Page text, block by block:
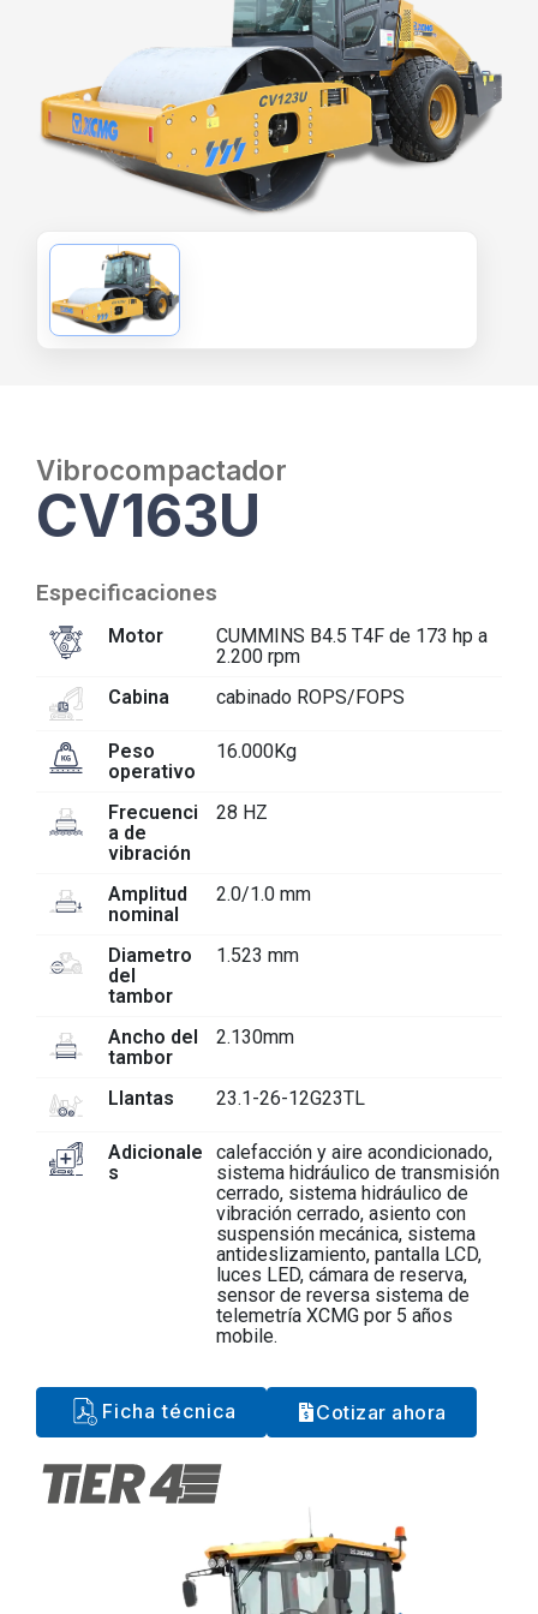
Vibrocompactador
CV163U
Especificaciones
Motor
CUMMINS B4.5 T4F de 173 hp a
2.200 rpm
Cabina
cabinado ROPS/FOPS
Peso
operativo
16.000Kg
Frecuenci
a de
vibración
28 HZ
Amplitud
nominal
2.0/1.0 mm
Diametro
del
tambor
1.523 mm
Ancho del
tambor
2.130mm
Llantas 23.1-26-12G23TL
Adicionale
s
calefacción y aire acondicionado,
sistema hidráulico de transmisión
cerrado, sistema hidráulico de
vibración cerrado, asiento con
suspensión mecánica, sistema
antideslizamiento, pantalla LCD,
luces LED, cámara de reserva,
sensor de reversa sistema de
telemetría XCMG por 5 años
mobile.
Ficha técnica Cotizar ahora